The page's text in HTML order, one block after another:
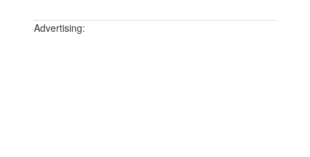
Advertising: